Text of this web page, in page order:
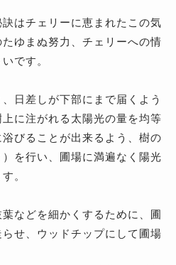
はチェリーに恵まれたこの気
ゆまぬ努力、チェリーへの情
です。
日差しが下部にまで届くよう
に注がれる太陽光の量を均等
びることが出来るよう、樹の
を行い、圃場に満遍なく陽光
。
などを細かくするために、圃
せ、ウッドチップにして圃場